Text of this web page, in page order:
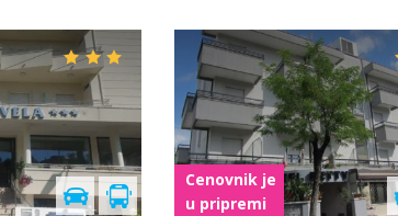
Cenovnik je
u pripremi